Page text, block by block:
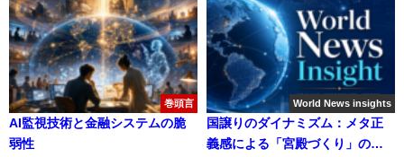
巻頭言
AI監視技術と金融システムの脆
弱性
World News insights
国譲りのダイナミズム：メタ正
義感による「宮殿づくり」の提